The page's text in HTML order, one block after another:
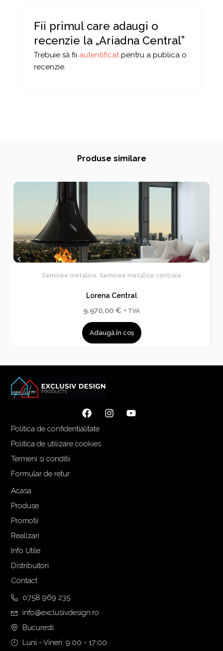
Fii primul care adaugi o
recenzie la „Ariadna Central”
Trebuie să fii autentificat pentru a publica o
recenzie.
Produse similare
Seminee metalice, Seminee metalice centrale
Lorena Central
9.970,00 € + TVA
Adaugă în coș
Politica de confidentialitate
Politica de utilizare cookies
Termeni si conditii
Formular de retur
Acasa
Produse
Promotii
Realizari
Info Utile
Distribuitori
Contact
0758 969 235
info@exclusivdesign.ro
Bucuresti
Luni - Vineri: 9:00 - 17:00